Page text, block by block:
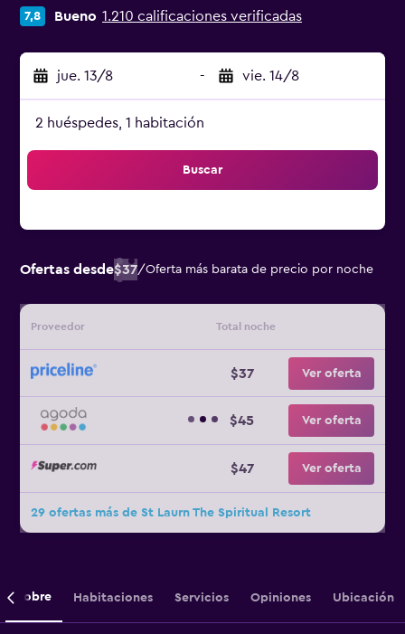
7,8 Bueno 1.210 calificaciones verificadas
jue. 13/8 - vie. 14/8
2 huéspedes, 1 habitación
Buscar
Ofertas desde$37/Oferta más barata de precio por noche
Proveedor Total noche
$37 Ver oferta
$45 Ver oferta
$47 Ver oferta
29 ofertas más de St Laurn The Spiritual Resort
Sobre Habitaciones Servicios Opiniones Ubicación